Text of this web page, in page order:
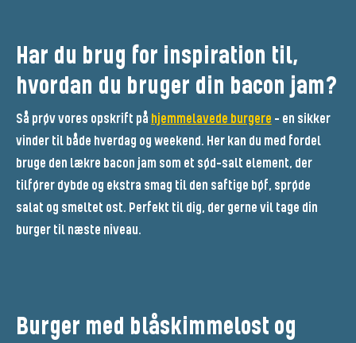
Har du brug for inspiration til,
hvordan du bruger din bacon jam?
Så prøv vores opskrift på hjemmelavede burgere - en sikker
vinder til både hverdag og weekend. Her kan du med fordel
bruge den lækre bacon jam som et sød-salt element, der
tilfører dybde og ekstra smag til den saftige bøf, sprøde
salat og smeltet ost. Perfekt til dig, der gerne vil tage din
burger til næste niveau.
Burger med blåskimmelost og